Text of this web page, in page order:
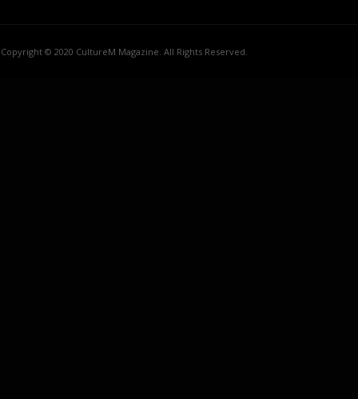
Copyright © 2020 CultureM Magazine. All Rights Reserved.